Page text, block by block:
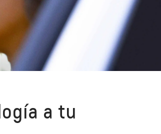
a tu